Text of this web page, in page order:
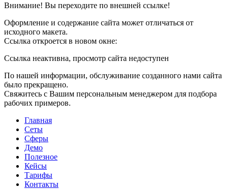
Внимание! Вы переходите по внешней ссылке!
Оформление и содержание сайта может отличаться от
исходного макета.
Ссылка откроется в новом окне:
Ссылка неактивна, просмотр сайта недоступен
По нашей информации, обслуживание созданного нами сайта
было прекращено.
Свяжитесь с Вашим персональным менеджером для подбора
рабочих примеров.
Главная
Сеты
Сферы
Демо
Полезное
Кейсы
Тарифы
Контакты